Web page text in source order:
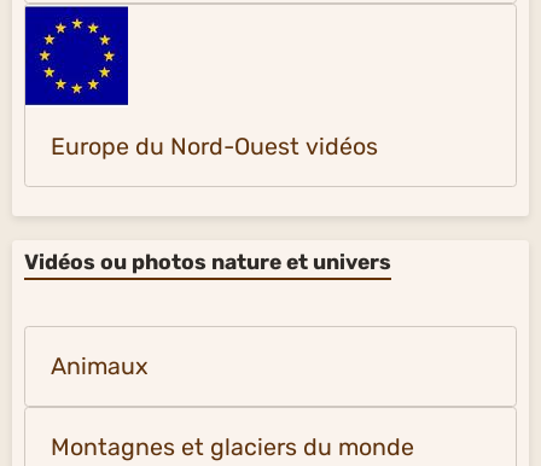
Europe du Nord-Ouest vidéos
Vidéos ou photos nature et univers
Animaux
Montagnes et glaciers du monde